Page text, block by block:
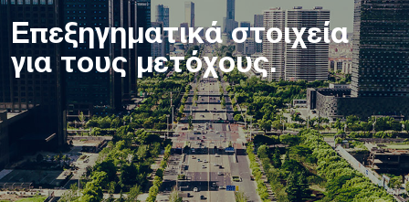
Επεξηγηματικά στοιχεία
για τους μετόχους.